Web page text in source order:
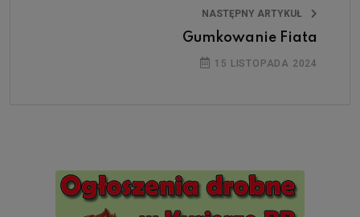
NASTĘPNY ARTYKUŁ
Gumkowanie Fiata
15 LISTOPADA 2024